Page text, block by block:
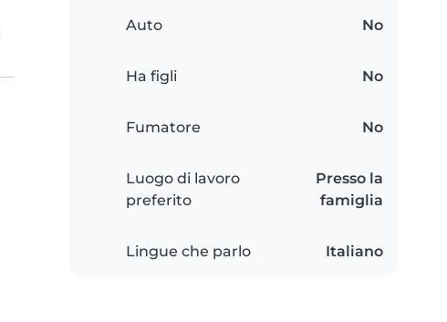
Auto No
Ha figli No
Fumatore No
Luogo di lavoro
preferito
Presso la
famiglia
Lingue che parlo Italiano